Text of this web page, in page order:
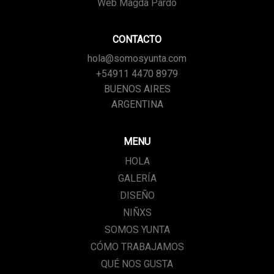
Web Magda Pardo
CONTACTO
hola@somosyunta.com
+54911 4470 8979
BUENOS AIRES
ARGENTINA
MENU
HOLA
GALERÍA
DISEÑO
NIÑXS
SOMOS YUNTA
CÓMO TRABAJAMOS
QUÉ NOS GUSTA